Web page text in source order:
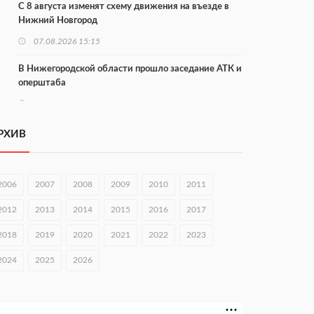
С 8 августа изменят схему движения на въезде в
Нижний Новгород
07.08.2026 15:15
В Нижегородской области прошло заседание АТК и
оперштаба
В Чкаловске спустили на воду «Метеор-120Р»
07.08.2026 14:01
В Нижегородской области выбрали лучшего
07.08.2026 13:48
строителя
2007 2008 2009 2010 2011
2013 2014 2015 2016 2017
2019 2020 2021 2022 2023
2025 2026